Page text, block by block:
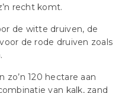
recht komt.
de witte druiven, de
de rode druiven zoals
zo’n 120 hectare aan
van kalk, zand